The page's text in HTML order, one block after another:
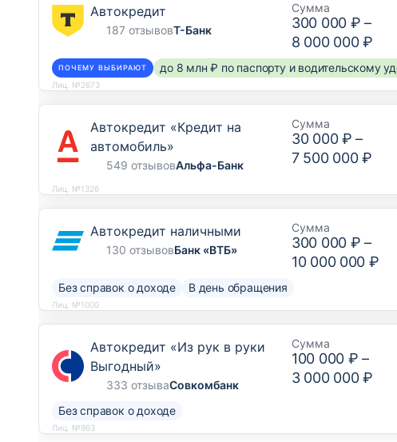
Автокредит
187 отзывовТ-Банк
Сумма
300 000 ₽ –
8 000 000 ₽
ПОЧЕМУ ВЫБИРАЮТ до 8 млн ₽ по паспорту и водительскому
Лиц. №2673
Автокредит «Кредит на
автомобиль»
549 отзывовАльфа-Банк
Сумма
30 000 ₽ –
7 500 000 ₽
Лиц. №1326
Автокредит наличными
130 отзывовБанк «ВТБ»
Сумма
300 000 ₽ –
10 000 000 ₽
Без справок о доходе В день обращения
Лиц. №1000
Автокредит «Из рук в руки
Выгодный»
333 отзываСовкомбанк
Сумма
100 000 ₽ –
3 000 000 ₽
Без справок о доходе
Лиц. №963